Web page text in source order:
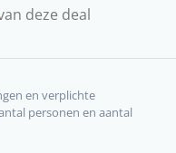
deze deal
en verplichte
personen en aantal